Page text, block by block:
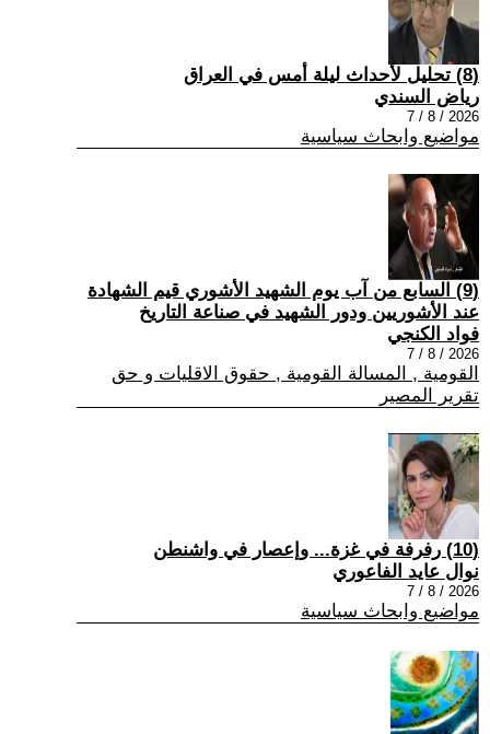
(8) تحليل لأحداث ليلة أمس في العراق
رياض السندي
2026 / 8 / 7
مواضيع وابحاث سياسية
(9) السابع من آب يوم الشهيد الأشوري قيم الشهادة
عند الأشوريين ودور الشهيد في صناعة التاريخ
فواد الكنجي
2026 / 8 / 7
القومية , المسالة القومية , حقوق الاقليات و حق
تقرير المصير
(10) رفرفة في غزة... وإعصار في واشنطن
نوال عايد الفاعوري
2026 / 8 / 7
مواضيع وابحاث سياسية